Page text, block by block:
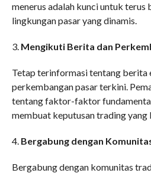
menerus adalah kunci untuk terus
lingkungan pasar yang dinamis.
3. Mengikuti Berita dan
Tetap terinformasi tentang berita
perkembangan pasar terkini.
tentang faktor-faktor
membuat keputusan trading yang
4. Bergabung dengan
Bergabung dengan komunitas